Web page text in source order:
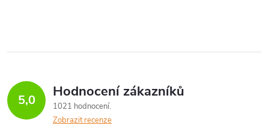
5,0 Hodnocení zákazníků
1021 hodnocení
Zobrazit recenze